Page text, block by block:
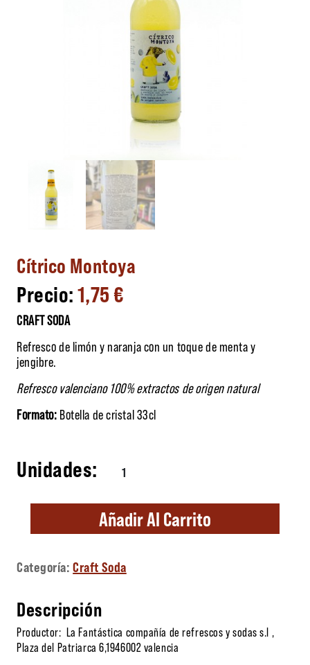
Cítrico Montoya
1,75€
CRAFT SODA
Refresco de limón y naranja con un toque de menta y
jengibre.
Refresco valenciano 100% extractos de origen natural
Formato: Botella de cristal 33cl
Cítrico Montoya cantidad
Añadir Al Carrito
Categoría:Craft Soda
Descripción
Productor: La Fantástica compañía de refrescos y sodas s.l ,
Plaza del Patriarca 6,1946002 valencia